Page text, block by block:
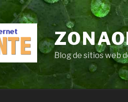
Blog de sitios web